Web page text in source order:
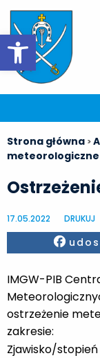
Otwórz pasek narzędzi
Strona główna >
meteorologiczne
17.05.2022 DRUKUJ
IMGW-PIB
ostrzeżenie
zakresie:
Zjawisko/stopień